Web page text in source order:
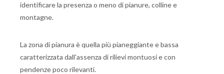
identificare la presenza o meno di pianure, colline e
montagne.
La zona di pianura è quella più pianeggiante e bassa
caratterizzata dall'assenza di rilievi montuosi e con
pendenze poco rilevanti.